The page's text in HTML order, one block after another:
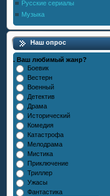
Русские сериалы
Музыка
Наш опрос
. Ваш любимый жанр?
Боевик
Вестерн
Военный
Детектив
Драма
Исторический
Комедия
Катастрофа
Мелодрама
Мистика
Приключение
Триллер
Ужасы
Фантастика